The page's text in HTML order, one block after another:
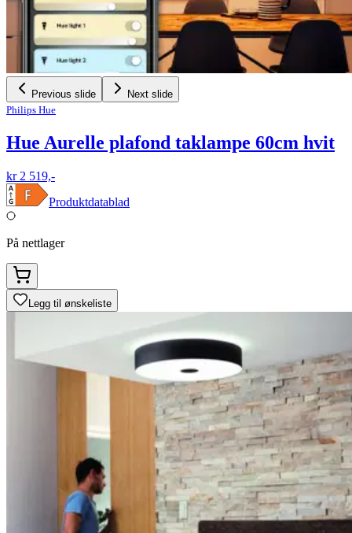
Previous slide
Next slide
Philips Hue
Hue Aurelle plafond taklampe 60cm hvit
kr 2 519,-
Produktdatablad
På nettlager
Legg til ønskeliste